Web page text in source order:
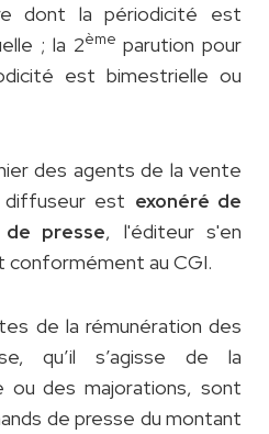
dont la périodicité est
; la 2ème parution pour
est bimestrielle ou
des agents de la vente
diffuseur est exonéré de
presse, l'éditeur s'en
au CGI.
de la rémunération des
qu’il s’agisse de la
ou des majorations, sont
de presse du montant